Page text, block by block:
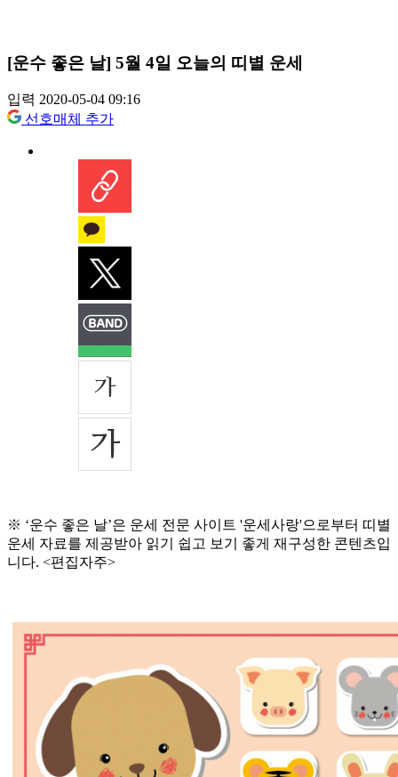
[운수 좋은 날] 5월 4일 오늘의 띠별 운세
입력 2020-05-04 09:16
선호매체 추가
※ ‘운수 좋은 날’은 운세 전문 사이트 '운세사랑'으로부터 띠별
운세 자료를 제공받아 읽기 쉽고 보기 좋게 재구성한 콘텐츠입
니다. <편집자주>